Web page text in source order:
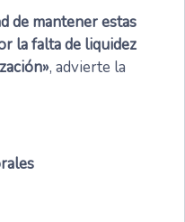
de mantener estas
la falta de liquidez
, advierte la